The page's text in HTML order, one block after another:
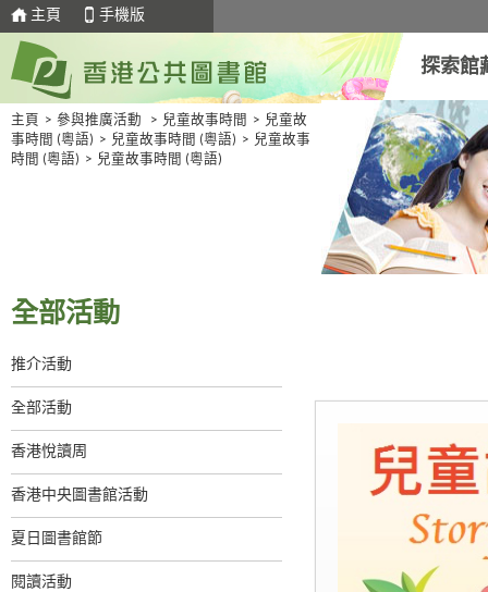
主頁 手機版
探索館
主頁 > 參與推廣活動 > 兒童故事時間 > 兒童故
事時間 (粵語) > 兒童故事時間 (粵語) > 兒童故事
時間 (粵語) > 兒童故事時間 (粵語)
全部活動
推介活動
全部活動
香港悅讀周
香港中央圖書館活動
夏日圖書館節
閱讀活動